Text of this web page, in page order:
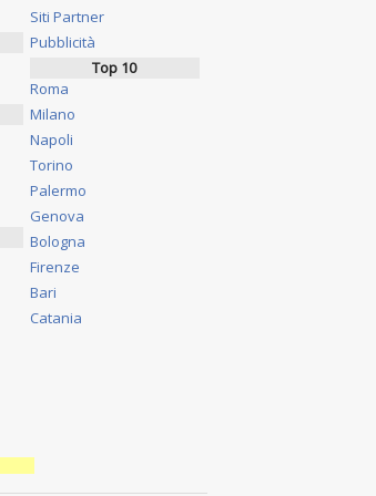
Siti Partner
Pubblicità
Top 10
Roma
Milano
Napoli
Torino
Palermo
Genova
Bologna
Firenze
Bari
Catania